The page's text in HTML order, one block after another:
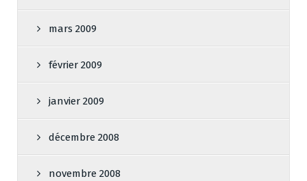
mars 2009
février 2009
janvier 2009
décembre 2008
novembre 2008